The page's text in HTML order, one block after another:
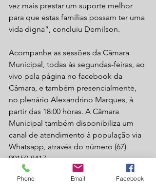
vez mais prestar um suporte melhor
para que estas famílias possam ter uma
vida digna”, concluiu Demilson.
Acompanhe as sessões da Câmara
Municipal, todas às segundas-feiras, ao
vivo pela página no facebook da
Câmara, e também presencialmente,
no plenário Alexandrino Marques, à
partir das 18:00 horas. A Câmara
Municipal também disponibiliza um
canal de atendimento à população via
Whatsapp, através do número (67)
99150-8417.
Fonte: Assessoria CMLC
Phone Email Facebook